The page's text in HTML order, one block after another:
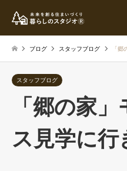
ブログ スタッフブログ 「
スタッフブログ
「郷の家
ス見学に行